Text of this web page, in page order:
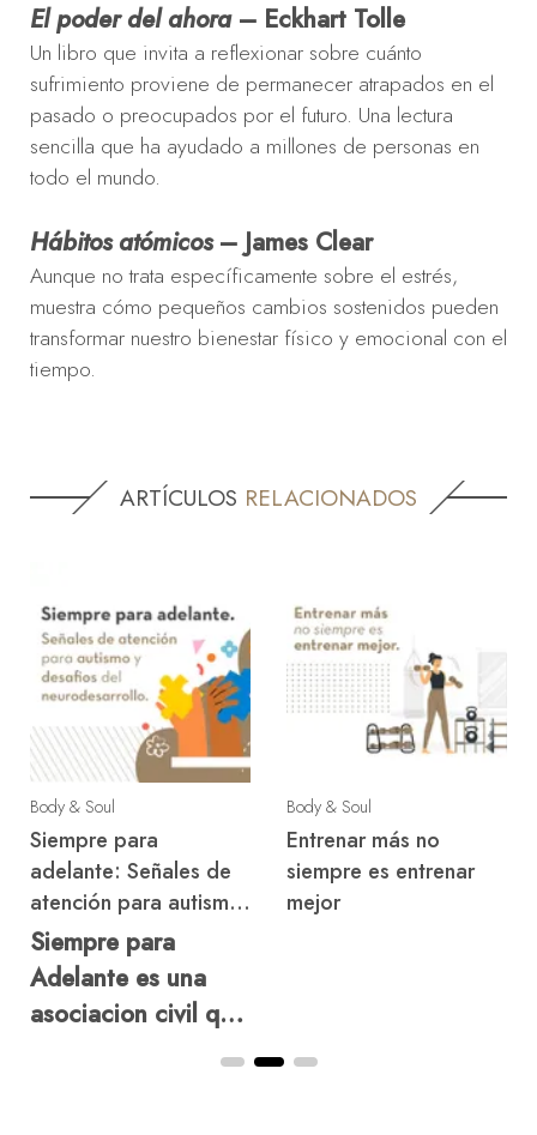
El poder del ahora– Eckhart Tolle
Un libro que invita a reflexionar sobre cuánto
sufrimiento proviene de permanecer atrapados en el
pasado o preocupados por el futuro. Una lectura
sencilla que ha ayudado a millones de personas en
todo el mundo.
Hábitos atómicos– James Clear
Aunque no trata específicamente sobre el estrés,
muestra cómo pequeños cambios sostenidos pueden
transformar nuestro bienestar físico y emocional con el
tiempo.
ARTÍCULOS RELACIONADOS
Body & Soul
Siempre para
adelante: Señales de
atención para autismo
y desafios del
neurodesarrollo
Siempre para
Adelante es una
asociacion civil que
Body & Soul
Entrenar más no
siempre es entrenar
mejor